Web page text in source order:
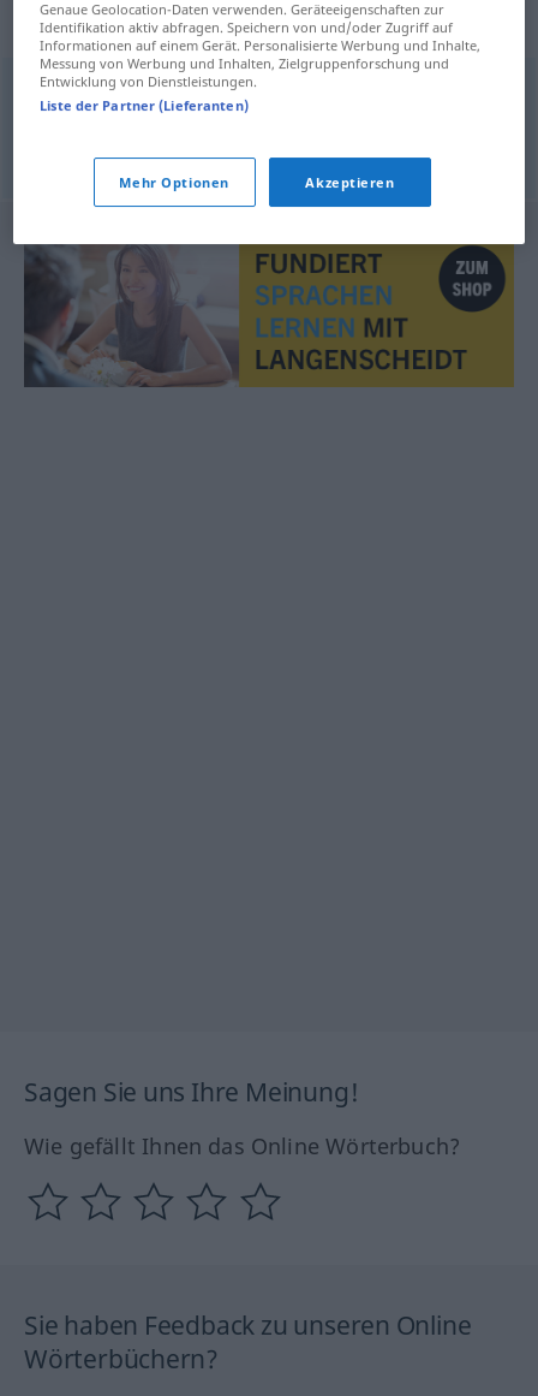
Synonyme für "ermutigend"
anregend,aufbauend
© OpenThesaurus.de
Sagen Sie uns Ihre Meinung!
Wie gefällt Ihnen das Online Wörterbuch?
Sie haben Feedback zu unseren Online
Wörterbüchern?
Genaue Geolocation-Daten verwenden. Geräteeigenschaften zur
Identifikation aktiv abfragen. Speichern von und/oder Zugriff auf
Informationen auf einem Gerät. Personalisierte Werbung und Inhalte,
Messung von Werbung und Inhalten, Zielgruppenforschung und
Entwicklung von Dienstleistungen.
Liste der Partner (Lieferanten)
Mehr Optionen Akzeptieren